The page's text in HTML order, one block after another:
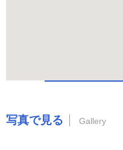
写真で見る